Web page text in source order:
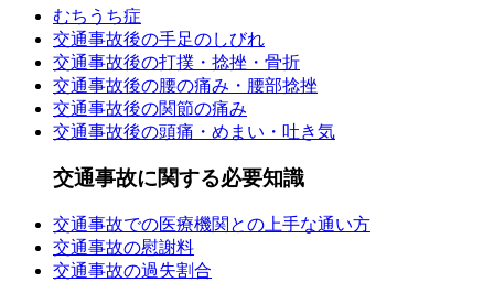
むちうち症
交通事故後の手足のしびれ
交通事故後の打撲・捻挫・骨折
交通事故後の腰の痛み・腰部捻挫
交通事故後の関節の痛み
交通事故後の頭痛・めまい・吐き気
交通事故に関する必要知識
交通事故での医療機関との上手な通い方
交通事故の慰謝料
交通事故の過失割合